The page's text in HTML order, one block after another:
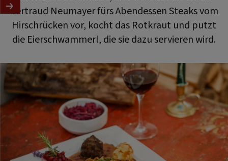
Gertraud Neumayer fürs Abendessen Steaks vom
Hirschrücken vor, kocht das Rotkraut und putzt
die Eierschwammerl, die sie dazu servieren wird.